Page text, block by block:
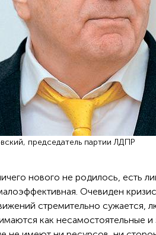
председатель партии ЛДПР
нового не родилось, есть
Очевиден
стремительно сужается,
как несамостоятельные